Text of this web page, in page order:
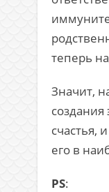
теперь
Значит,
создания
счастья,
его в
PS: